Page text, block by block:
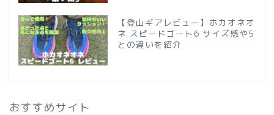
【登山ギアレビュー】ホカオネオ
ネ スピードゴート6 サイズ感や5
との違いを紹介
おすすめサイト